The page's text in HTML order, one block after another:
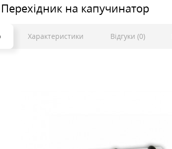
на капучинатор
Характеристики Відгуки (0)